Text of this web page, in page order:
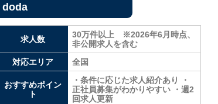
doda
求人数
30万件以上 ※2026年6月時点、
非公開求人を含む
対応エリア
全国
おすすめポイン
ト
・条件に応じた求人紹介あり ・
正社員募集がわかりやすい ・週2
回求人更新